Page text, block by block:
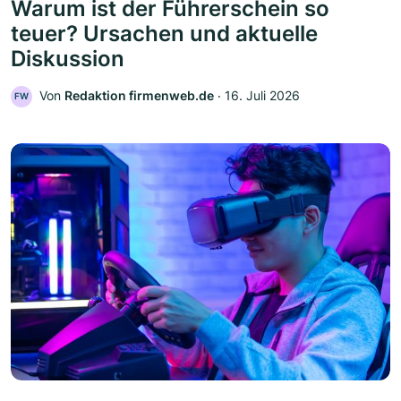
Warum ist der Führerschein so
teuer? Ursachen und aktuelle
Diskussion
FW Von Redaktion firmenweb.de ‧ 16. Juli 2026